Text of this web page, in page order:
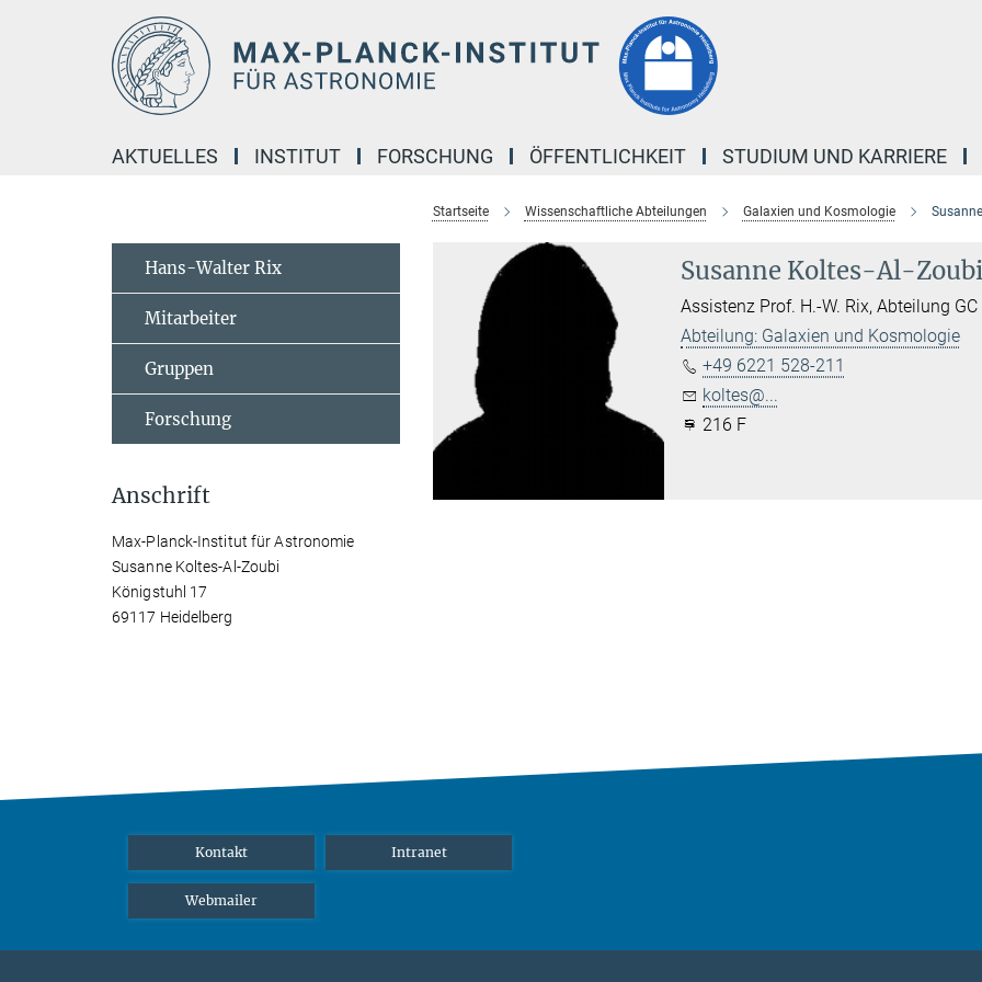
AKTUELLES INSTITUT FORSCHUNG ÖFFENTLICHKEIT STUDIUM UND KARRIERE
Startseite Wissenschaftliche Abteilungen Galaxien und Kosmologie
Susanne Koltes-Al-
Assistenz Prof. H.-W. Rix, Abteilung GC
Abteilung: Galaxien und Kosmologie
+49 6221 528-211
koltes@...
216 F
Hans-Walter Rix
Mitarbeiter
Gruppen
Forschung
Anschrift
Max-Planck-Institut für Astronomie
Susanne Koltes-Al-Zoubi
Königstuhl 17
69117 Heidelberg
Kontakt Intranet
Webmailer